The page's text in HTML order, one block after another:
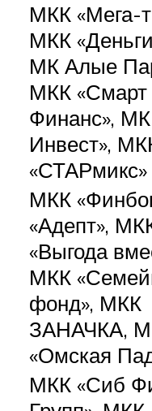
МКК «Мега-
МКК
МК Алые
МКК «Смарт
Финанс»,
Инвест»,
«СТАРмикс»
МКК
«Адепт»,
«Выгода
МКК
фонд», МКК
ЗАНАЧКА,
«Омская
МКК «Сиб